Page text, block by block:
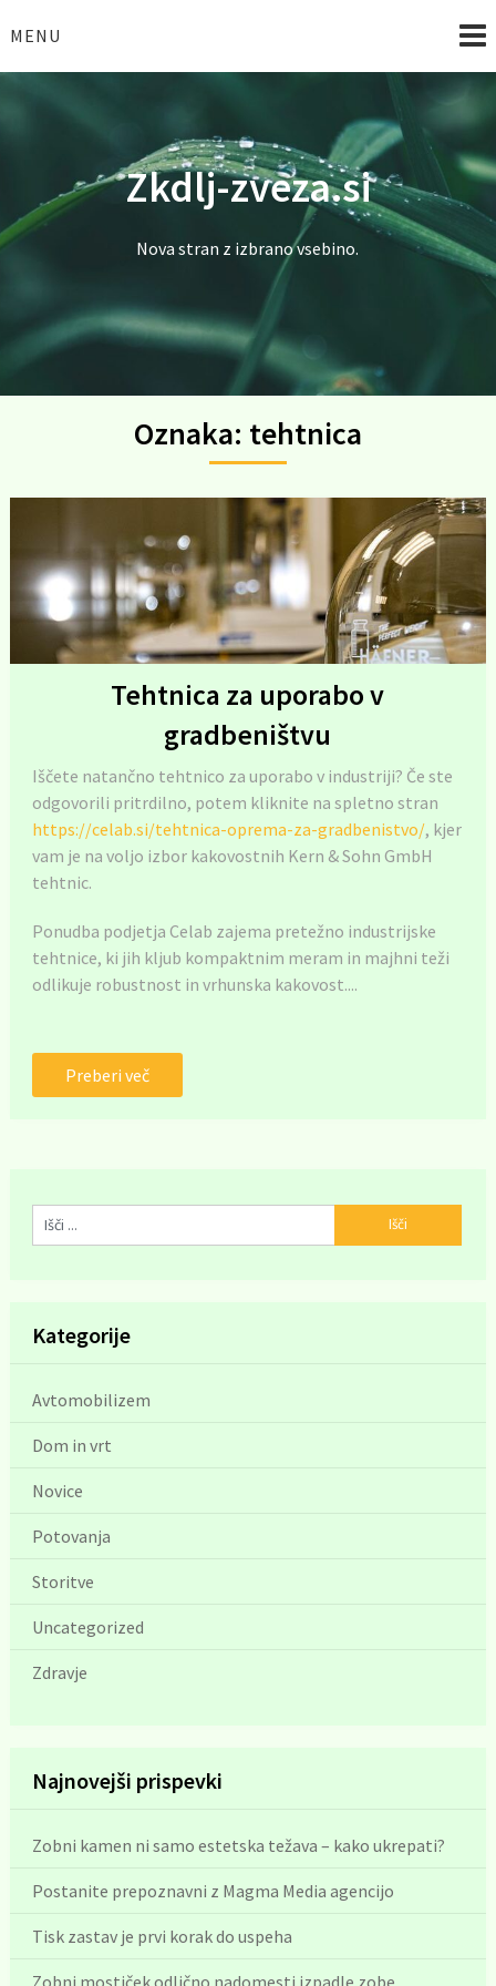
toMENU
Zkdlj-zveza.si
Nova stran z izbrano vsebino.
Oznaka: tehtnica
Tehtnica za uporabo v
gradbeništvu
Iščete natančno tehtnico za uporabo v industriji? Če ste
odgovorili pritrdilno, potem kliknite na spletno stran
https://celab.si/tehtnica-oprema-za-gradbenistvo/, kjer
vam je na voljo izbor kakovostnih Kern & Sohn GmbH
tehtnic.
Ponudba podjetja Celab zajema pretežno industrijske
tehtnice, ki jih kljub kompaktnim meram in majhni teži
odlikuje robustnost in vrhunska kakovost....
Preberi več
Kategorije
Avtomobilizem
Dom in vrt
Novice
Potovanja
Storitve
Uncategorized
Zdravje
Najnovejši prispevki
Zobni kamen ni samo estetska težava – kako ukrepati?
Postanite prepoznavni z Magma Media agencijo
Tisk zastav je prvi korak do uspeha